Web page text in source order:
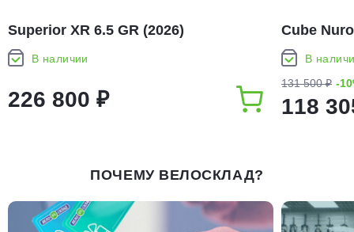
Superior XR 6.5 GR (2026)
В наличии
226 800 ₽
Cube
В
131 500 ₽ -
118
ПОЧЕМУ ВЕЛОСКЛАД?